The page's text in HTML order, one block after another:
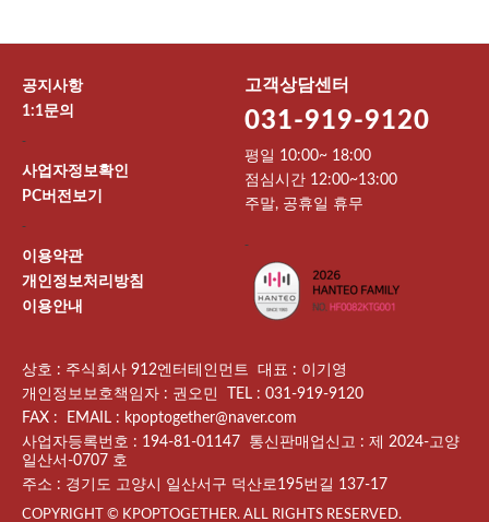
공지사항
1:1문의
-
사업자정보확인
PC버전보기
-
이용약관
개인정보처리방침
이용안내
고객상담센터
031-919-9120
평일 10:00~ 18:00
점심시간 12:00~13:00
주말, 공휴일 휴무
-
상호 : 주식회사 912엔터테인먼트 대표 : 이기영
개인정보보호책임자 : 권오민 TEL : 031-919-9120
FAX : EMAIL : kpoptogether@naver.com
사업자등록번호 : 194-81-01147 통신판매업신고 : 제 2024-고양
일산서-0707 호
주소 : 경기도 고양시 일산서구 덕산로195번길 137-17
COPYRIGHT © KPOPTOGETHER. ALL RIGHTS RESERVED.